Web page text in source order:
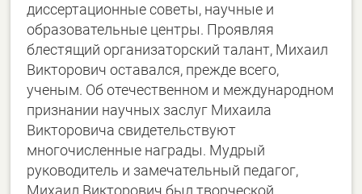
диссертационные советы, научные и
образовательные центры. Проявляя
блестящий организаторский талант, Михаил
Викторович оставался, прежде всего,
ученым. Об отечественном и международном
признании научных заслуг Михаила
Викторовича свидетельствуют
многочисленные награды. Мудрый
руководитель и замечательный педагог,
Михаил Викторович был творческой